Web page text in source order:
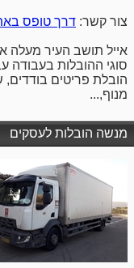
צור קשר: דרך טופס
אייל תושב העיר מעלה
סוגי ההובלות בעבודה
הובלת פריטים בודדים,
מנוף,...
מנשה הובלות לעסקים